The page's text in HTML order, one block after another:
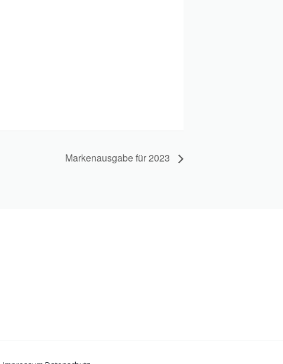
Markenausgabe für 2023